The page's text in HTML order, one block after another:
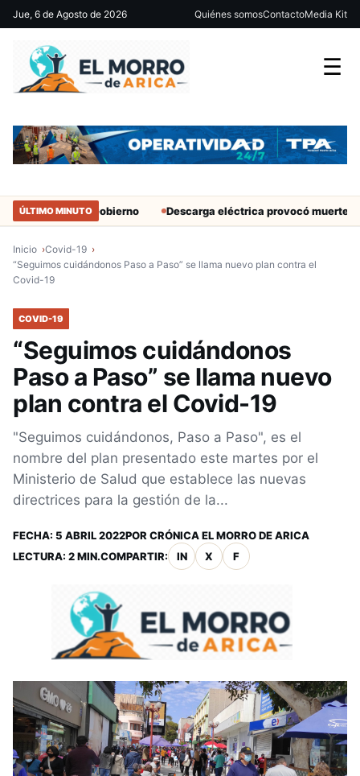
Jue, 6 de Agosto de 2026 Quiénes somosContactoMedia Kit
☰
ÚLTIMO MINUTO
del Gobierno Descarga eléctrica provocó muerte de
Inicio
Covid-19
“Seguimos cuidándonos Paso a Paso” se llama nuevo plan contra el
Covid-19
COVID-19
“Seguimos cuidándonos
Paso a Paso” se llama nuevo
plan contra el Covid-19
"Seguimos cuidándonos, Paso a Paso", es el
nombre del plan presentado este martes por el
Ministerio de Salud que establece las nuevas
directrices para la gestión de la...
FECHA: 5 ABRIL 2022POR CRÓNICA EL MORRO DE ARICA
LECTURA: 2 MIN.COMPARTIR: IN X F